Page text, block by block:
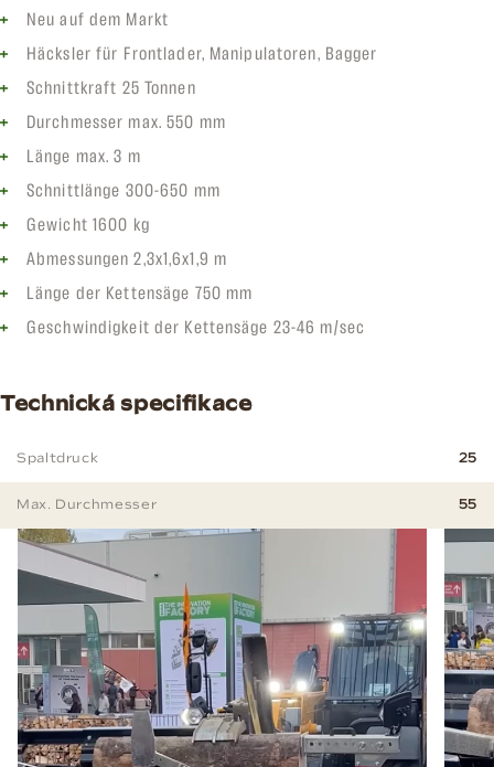
Neu auf dem Markt
Häcksler für Frontlader, Manipulatoren, Bagger
Schnittkraft 25 Tonnen
Durchmesser max. 550 mm
Länge max. 3 m
Schnittlänge 300-650 mm
Gewicht 1600 kg
Abmessungen 2,3x1,6x1,9 m
Länge der Kettensäge 750 mm
Geschwindigkeit der Kettensäge 23-46 m/sec
Technická specifikace
Spaltdruck 25
Max. Durchmesser 55